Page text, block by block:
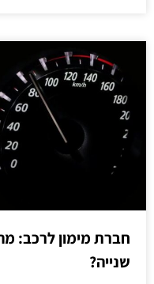
חברת מימון לרכב:
שנייה?